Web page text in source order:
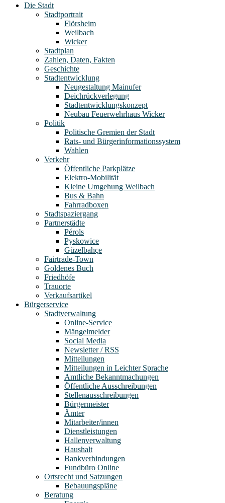
Die Stadt
Stadtportrait
Flörsheim
Weilbach
Wicker
Stadtplan
Zahlen, Daten, Fakten
Geschichte
Stadtentwicklung
Neugestaltung Mainufer
Deichrückverlegung
Stadtentwicklungskonzept
Neubau Feuerwehrhaus Wicker
Politik
Politische Gremien der Stadt
Rats- und Bürgerinformationssystem
Wahlen
Verkehr
Öffentliche Parkplätze
Elektro-Mobilität
Kleine Umgehung Weilbach
Bus & Bahn
Fahrradboxen
Stadtspaziergang
Partnerstädte
Pérols
Pyskowice
Güzelbahçe
Fairtrade-Town
Goldenes Buch
Friedhöfe
Trauorte
Verkaufsartikel
Bürgerservice
Stadtverwaltung
Online-Service
Mängelmelder
Social Media
Newsletter / RSS
Mitteilungen
Mitteilungen in Leichter Sprache
Amtliche Bekanntmachungen
Öffentliche Ausschreibungen
Stellenausschreibungen
Bürgermeister
Ämter
Mitarbeiter/innen
Dienstleistungen
Hallenverwaltung
Haushalt
Bankverbindungen
Fundbüro Online
Ortsrecht und Satzungen
Bebauungspläne
Beratung